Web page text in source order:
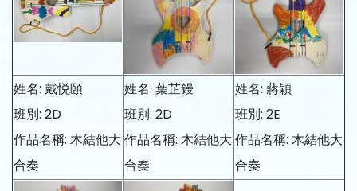
姓名: 戴悦頤
班別: 2D
作品名稱: 木結他大
合奏
姓名: 葉芷鏝
班別: 2D
作品名稱: 木結他大
合奏
姓名: 蔣穎
班別: 2E
作品名稱: 木結他大
合奏